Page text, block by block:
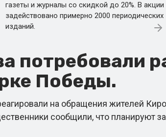
газеты и журналы со скидкой до 20%. В акции
задействовано примерно 2000 периодических
изданий.
потребовали
Победы.
на обращения жителей
сообщили, что